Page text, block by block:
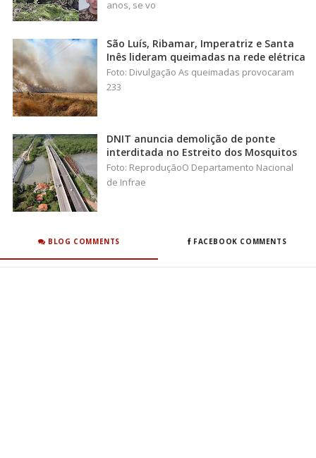
anos, se vo
São Luís, Ribamar, Imperatriz e Santa
Inês lideram queimadas na rede elétrica
Foto: Divulgação As queimadas provocaram
233
DNIT anuncia demolição de ponte
interditada no Estreito dos Mosquitos
Foto: ReproduçãoO Departamento Nacional
de Infrae
BLOG COMMENTS FACEBOOK COMMENTS